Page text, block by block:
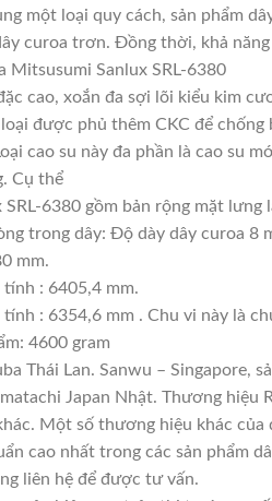
một loại quy cách, sản phẩm
curoa trơn. Đồng thời, khả
Mitsusumi Sanlux SRL-6380
cao, xoắn đa sợi lõi kiểu kim
được phủ thêm CKC để
cao su này đa phần là cao su
Cụ thể
6380 gồm bản rộng mặt lưng
trong dây: Độ dày dây curoa 8
mm.
: 6405,4 mm.
: 6354,6 mm . Chu vi này là
4600 gram
Thái Lan. Sanwu – Singapore,
Japan Nhật. Thương
Một số thương hiệu khác
cao nhất trong các sản phẩm
liên hệ để được tư vấn.